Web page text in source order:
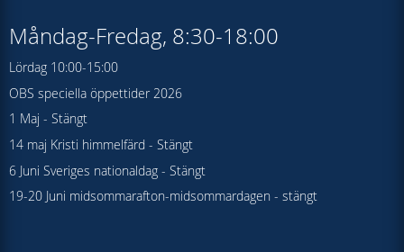
Måndag-Fredag, 8:30-18:00
Lördag 10:00-15:00
OBS speciella öppettider 2026
1 Maj - Stängt
14 maj Kristi himmelfärd - Stängt
6 Juni Sveriges nationaldag - Stängt
19-20 Juni midsommarafton-midsommardagen - stängt